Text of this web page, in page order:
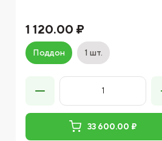
1 120.00 ₽
Поддон 1 шт.
33 600.00 ₽